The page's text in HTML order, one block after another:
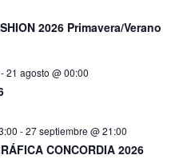
2026 Primavera/Verano
-21 agosto @ 00:00
-27 septiembre @ 21:00
CONCORDIA 2026